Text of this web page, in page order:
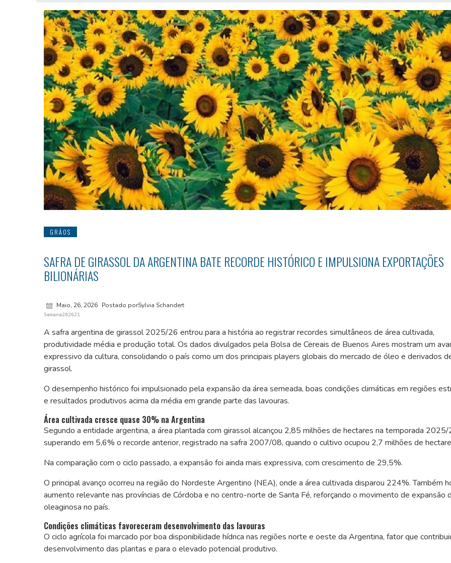
GRÃOS
SAFRA DE GIRASSOL DA ARGENTINA BATE RECORDE HISTÓRICO E IMPULSIONA EXPORTAÇÕES
BILIONÁRIAS
Maio, 26, 2026 Postado porSylvia Schandert
Semana202621
A safra argentina de girassol 2025/26 entrou para a história ao registrar recordes simultâneos de área cultivada,
produtividade média e produção total. Os dados divulgados pela Bolsa de Cereais de Buenos Aires mostram um
expressivo da cultura, consolidando o país como um dos principais players globais do mercado de óleo e derivados
girassol.
O desempenho histórico foi impulsionado pela expansão da área semeada, boas condições climáticas em regiões
e resultados produtivos acima da média em grande parte das lavouras.
Área cultivada cresce quase 30% na Argentina
Segundo a entidade argentina, a área plantada com girassol alcançou 2,85 milhões de hectares na temporada 2025/
superando em 5,6% o recorde anterior, registrado na safra 2007/08, quando o cultivo ocupou 2,7 milhões de
Na comparação com o ciclo passado, a expansão foi ainda mais expressiva, com crescimento de 29,5%.
O principal avanço ocorreu na região do Nordeste Argentino (NEA), onde a área cultivada disparou 224%. Também
aumento relevante nas províncias de Córdoba e no centro-norte de Santa Fé, reforçando o movimento de expansão
oleaginosa no país.
Condições climáticas favoreceram desenvolvimento das lavouras
O ciclo agrícola foi marcado por boa disponibilidade hídrica nas regiões norte e oeste da Argentina, fator que
desenvolvimento das plantas e para o elevado potencial produtivo.